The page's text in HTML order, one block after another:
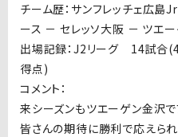
チーム歴：サンフレッチェ広島
ース － セレッソ大阪 － ツエー
出場記録：J2リーグ 14試
得点)
コメント：
来シーズンもツエーゲン金沢で
皆さんの期待に勝利で応えら